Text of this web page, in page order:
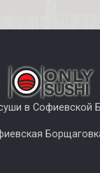
грн..
в Софиевской